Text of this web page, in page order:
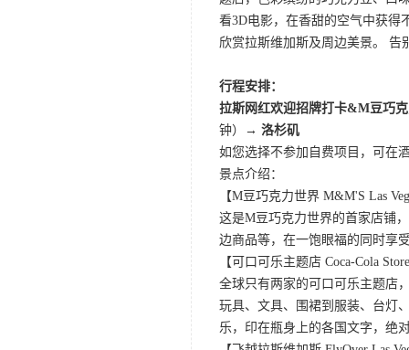
看3D电影，在香甜的空气中获得
欣赏拉斯维加斯及周边美景。
行程安排：
拉斯网红欢迎招牌打卡&M豆巧
钟）
→ 洛杉矶
如您选择不参加自费项目，可在
景点介绍：
【M豆巧克力世界 M&M'S Las
这是M豆巧克力世界的首家店铺
边商品等，在一饱眼福的同时享
【可口可乐主题店 Coca-Cola
全球只有两家的可口可乐主题店
玩具、文具、围裙到服装、台灯
乐，印在瓶身上的各国文字，绝